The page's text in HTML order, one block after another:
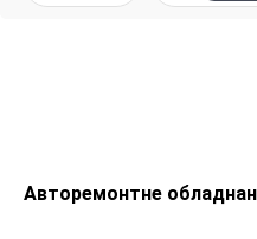
Авторемонтне